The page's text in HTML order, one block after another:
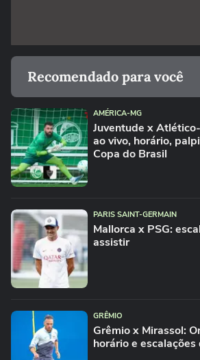
Recomendado para você
AMÉRICA-MG
Juventude x
ao vivo, horário,
Copa do Brasil
PARIS SAINT-GERMAIN
Mallorca x PSG:
assistir
GRÊMIO
Grêmio x Mirassol:
horário e